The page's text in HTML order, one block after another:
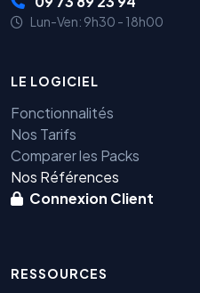
Lun-Ven: 9h30 - 18h00
LE LOGICIEL
Fonctionnalités
Nos Tarifs
Comparer les Packs
Nos Références
Connexion Client
RESSOURCES